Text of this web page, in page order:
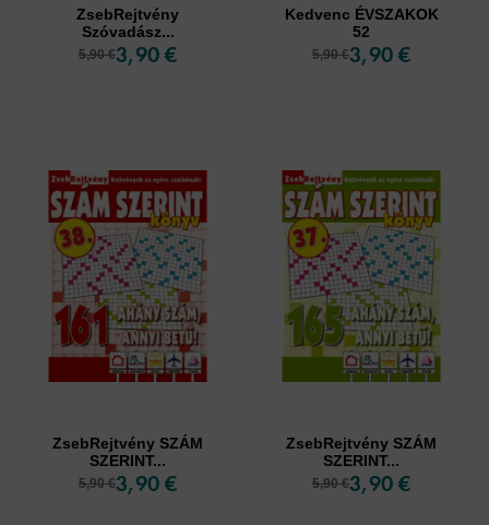
ZsebRejtvény
Szóvadász...
5,90 €3,90 €
Kedvenc ÉVSZAKOK
52
5,90 €3,90 €
ZsebRejtvény SZÁM
SZERINT...
5,90 €3,90 €
ZsebRejtvény SZÁM
SZERINT...
5,90 €3,90 €